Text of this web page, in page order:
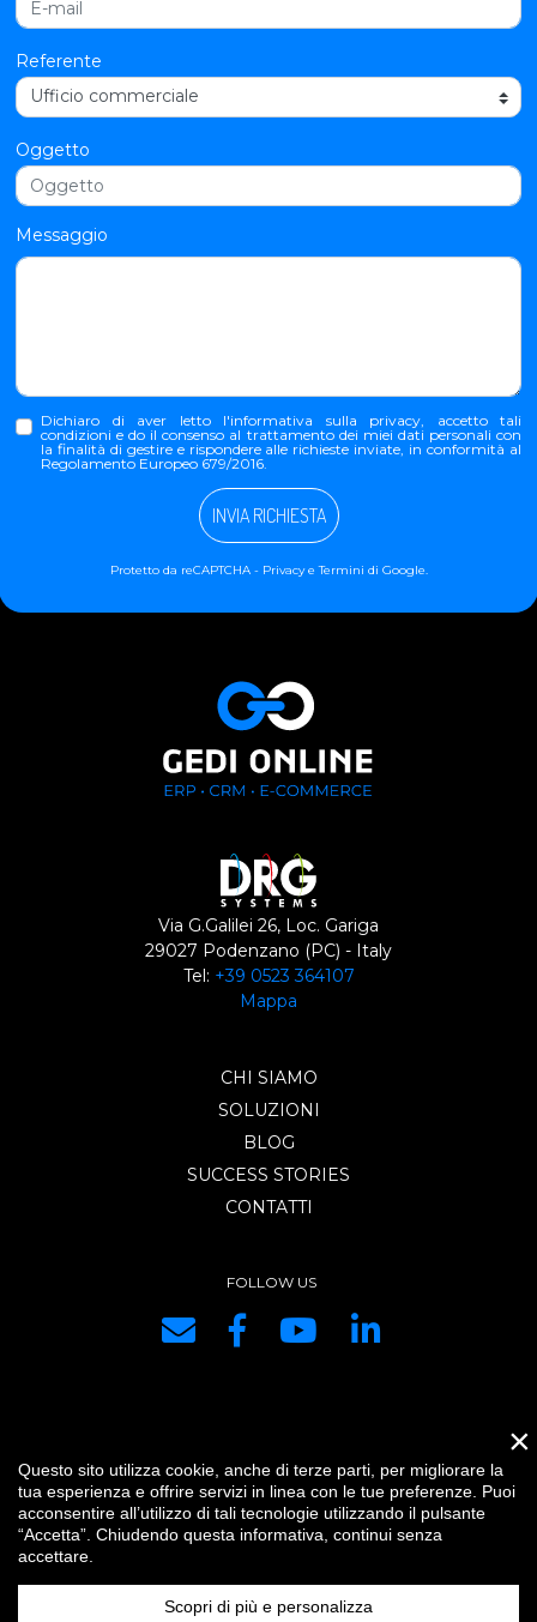
Referente
Oggetto
Messaggio
Dichiaro di aver letto l'informativa sulla privacy, accetto tali
condizioni e do il consenso al trattamento dei miei dati personali con
la finalità di gestire e rispondere alle richieste inviate, in conformità al
Regolamento Europeo 679/2016.
INVIA RICHIESTA
Protetto da reCAPTCHA - PrivacyeTermini di Google.
Via G.Galilei 26, Loc. Gariga
29027 Podenzano (PC) - Italy
Tel: +39 0523 364107
Mappa
CHI SIAMO
SOLUZIONI
BLOG
SUCCESS STORIES
CONTATTI
FOLLOW US
DRG SYSTEMS srl | P.IVA e C.F. IT01334440334 | REA di PC 153421 |
Capitale Sociale € 10.400,00 i.v. | Credits Impostazioni cookie
Privacy
×
Questo sito utilizza cookie, anche di terze parti, per migliorare la
tua esperienza e offrire servizi in linea con le tue preferenze. Puoi
acconsentire all’utilizzo di tali tecnologie utilizzando il pulsante
“Accetta”. Chiudendo questa informativa, continui senza
accettare.
Scopri di più e personalizza